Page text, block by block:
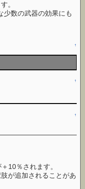
。
少数の武器の効果にも
↑
↑
↑
10％されます。
が追加されることがあ